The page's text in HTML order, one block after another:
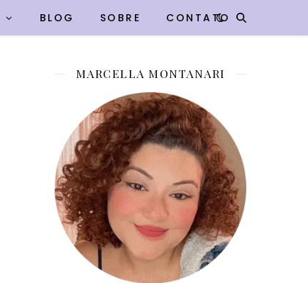
BLOG SOBRE CONTATO
MARCELLA MONTANARI